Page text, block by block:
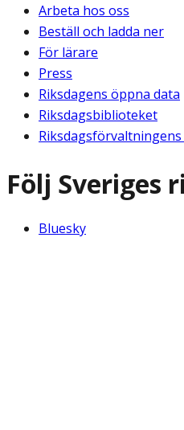
Arbeta hos oss
Beställ och ladda ner
För lärare
Press
Riksdagens öppna data
Riksdagsbiblioteket
Följ Sveriges
Bluesky